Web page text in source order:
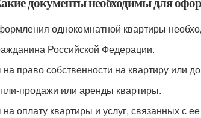
однокомнатной квартиры
Российской Федерации.
право собственности на квартиру или
продажи или аренды квартиры.
оплату квартиры и услуг, связанных с